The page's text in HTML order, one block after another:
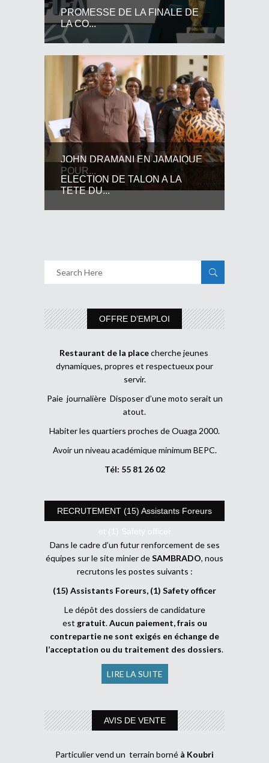
PROMESSE DE LA FINALE DE
LA CO...
JOHN DRAMANI EN JAMAIQUE
POUR...
ELECTION DE TALON A LA
TETE DU...
OFFRE D’EMPLOI
Restaurant de la placecherche jeunes
dynamiques, propres et respectueux pour
servir.
Paie journalière Disposer d’une moto serait un
atout.
Habiter les quartiers proches de Ouaga 2000.
Avoir un niveau académique minimum BEPC.
Tél: 55 81 26 02
RECRUTEMENT (15) Assistants Foreurs
et (1) Safety officer
Dans le cadre d’un futur renforcement de ses
équipes sur le site minier deSAMBRADO, nous
recrutons les postes suivants :
(15) Assistants Foreurs, (1) Safety officer
Le dépôt des dossiers de candidature
est gratuit.Aucun paiement, frais ou
contrepartie ne sont exigés en échange de
l’acceptation ou du traitement des dossiers.
LIRE LA SUITE
AVIS DE VENTE
Particulier vend un terrain borné à Koubri